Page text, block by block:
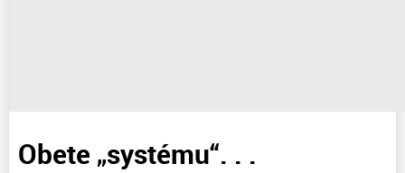
Obete „systému“. . .